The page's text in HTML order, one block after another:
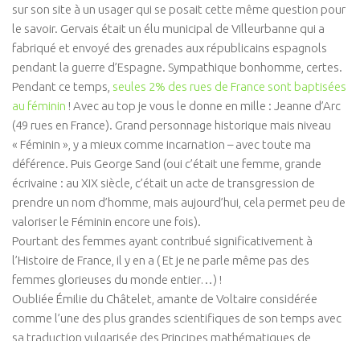
Sandrine Toutard
Etienne Hayem
GTAO Community
GRETT
Thematiques
Culture & Société
Arts Martiaux
Santé & Bien-être
Connaissance de soi
Voies du féminin
sur son site à un usager qui se posait cette même question pour
le savoir. Gervais était un élu municipal de Villeurbanne qui a
fabriqué et envoyé des grenades aux républicains espagnols
pendant la guerre d’Espagne. Sympathique bonhomme, certes.
Pendant ce temps, seules 2% des rues de France sont baptisées
au féminin ! Avec au top je vous le donne en mille : Jeanne d’Arc
(49 rues en France). Grand personnage historique mais niveau
« Féminin », y a mieux comme incarnation – avec toute ma
déférence. Puis George Sand (oui c’était une femme, grande
écrivaine : au XIX siècle, c’était un acte de transgression de
prendre un nom d’homme, mais aujourd’hui, cela permet peu de
valoriser le Féminin encore une fois).
Pourtant des femmes ayant contribué significativement à
l’Histoire de France, il y en a ( Et je ne parle même pas des
femmes glorieuses du monde entier…) !
Oubliée Émilie du Châtelet, amante de Voltaire considérée
comme l’une des plus grandes scientifiques de son temps avec
sa traduction vulgarisée des Principes mathématiques de